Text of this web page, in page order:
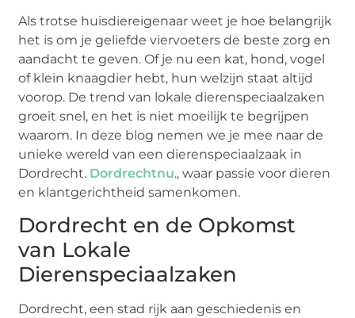
Als trotse huisdiereigenaar weet je hoe belangrijk
het is om je geliefde viervoeters de beste zorg en
aandacht te geven. Of je nu een kat, hond, vogel
of klein knaagdier hebt, hun welzijn staat altijd
voorop. De trend van lokale dierenspeciaalzaken
groeit snel, en het is niet moeilijk te begrijpen
waarom. In deze blog nemen we je mee naar de
unieke wereld van een dierenspeciaalzaak in
Dordrecht. Dordrechtnu., waar passie voor dieren
en klantgerichtheid samenkomen.
Dordrecht en de Opkomst
van Lokale
Dierenspeciaalzaken
Dordrecht, een stad rijk aan geschiedenis en